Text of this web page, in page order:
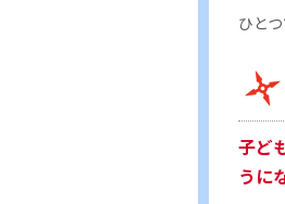
ひと
子ど
うに